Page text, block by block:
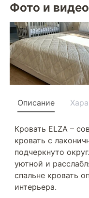
Фото и
Описание
Кровать ELZA –
кровать с
подчеркнуто
уютной и
спальне кровать
интерьера.